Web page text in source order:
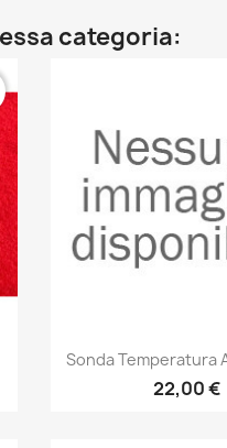
categoria:

Sonda Temperatura
22,00 €